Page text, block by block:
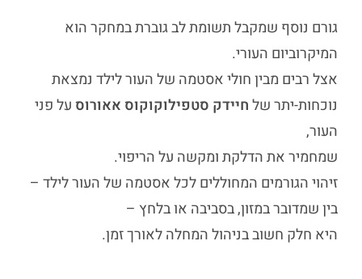
גורם נוסף שמקבל תשומת לב גוברת במחקר הוא
המיקרוביום העורי.
אצל רבים מבין חולי אסטמה של העור לילד נמצאת
נוכחות-יתר שלחיידק סטפילוקוקוס אאורוסעל פני
העור,
שמחמיר את הדלקת ומקשה על הריפוי.
זיהוי הגורמים המחוללים לכלאסטמה של העור לילד –
בין שמדובר במזון, בסביבה או בלחץ –
היא חלק חשוב בניהול המחלה לאורך זמן.